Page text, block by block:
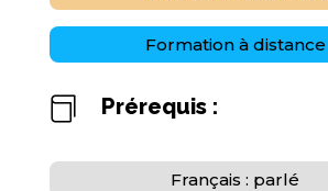
Formation à distance
 Prérequis :
Français : parlé